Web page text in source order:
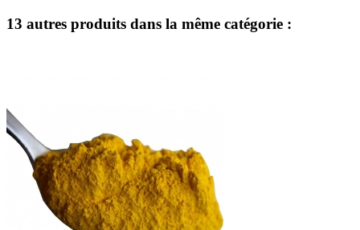
13 autres produits dans la même catégorie :